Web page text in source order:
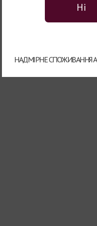
Ні
НАДМІРНЕ СПОЖИВАННЯ